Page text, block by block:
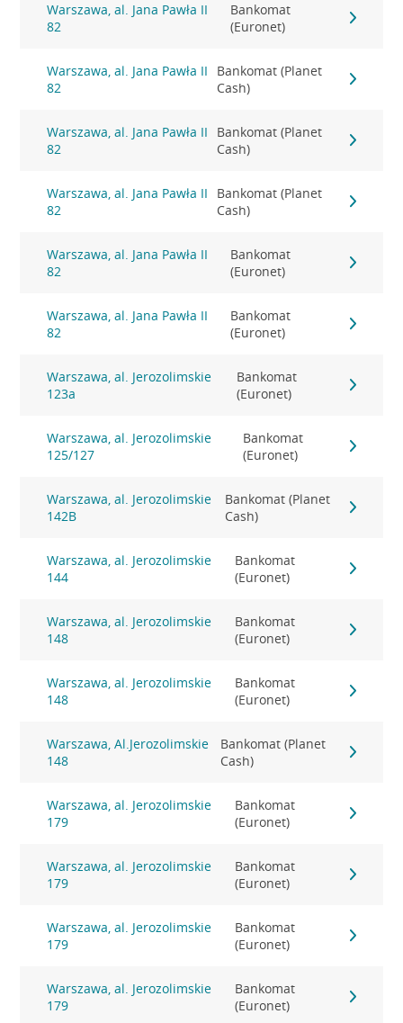
Warszawa, al. Jana Pawła II
82
Bankomat
(Euronet)
Warszawa, al. Jana Pawła II
82
Bankomat (Planet
Cash)
Warszawa, al. Jana Pawła II
82
Bankomat (Planet
Cash)
Warszawa, al. Jana Pawła II
82
Bankomat (Planet
Cash)
Warszawa, al. Jana Pawła II
82
Bankomat
(Euronet)
Warszawa, al. Jana Pawła II
82
Bankomat
(Euronet)
Warszawa, al. Jerozolimskie
123a
Bankomat
(Euronet)
Warszawa, al. Jerozolimskie
125/127
Bankomat
(Euronet)
Warszawa, al. Jerozolimskie
142B
Bankomat (Planet
Cash)
Warszawa, al. Jerozolimskie
144
Bankomat
(Euronet)
Warszawa, al. Jerozolimskie
148
Bankomat
(Euronet)
Warszawa, al. Jerozolimskie
148
Bankomat
(Euronet)
Warszawa, Al.Jerozolimskie
148
Bankomat (Planet
Cash)
Warszawa, al. Jerozolimskie
179
Bankomat
(Euronet)
Warszawa, al. Jerozolimskie
179
Bankomat
(Euronet)
Warszawa, al. Jerozolimskie
179
Bankomat
(Euronet)
Warszawa, al. Jerozolimskie
179
Bankomat
(Euronet)